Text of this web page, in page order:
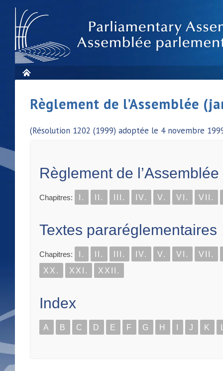
Règlement de l’Assemblée
(Résolution 1202 (1999) adoptée le 4 novembre
Règlement de l’Assemblée
Chapitres: I. II. III. IV. V. VI. VII.
Textes pararéglementaires
Chapitres: I. II. III. IV. V. VI.
VII.
XX.
XXI. XXII.
Index
A B C D E F G H J K